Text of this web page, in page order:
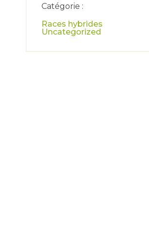
Catégorie :
Races hybrides
Uncategorized